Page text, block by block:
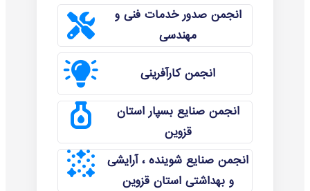
انجمن صدور خدمات فنی و
مهندسی
انجمن کارآفرینی
انجمن صنایع بسپار استان
قزوین
انجمن صنایع شوینده ، آرایشی
و بهداشتی استان قزوین